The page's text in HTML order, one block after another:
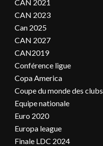
CAN 2021
CAN 2023
Can 2025
CAN 2027
CAN2019
Conférence ligue
Copa America
Coupe du monde des clubs
Equipe nationale
Euro 2020
Europa league
Finale LDC 2024